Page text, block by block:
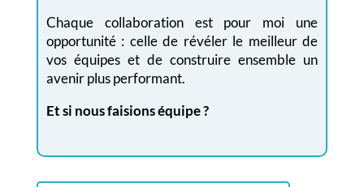
Chaque collaboration est pour moi une
opportunité : celle de révéler le meilleur de
vos équipes et de construire ensemble un
avenir plus performant.
Et si nous faisions équipe ?